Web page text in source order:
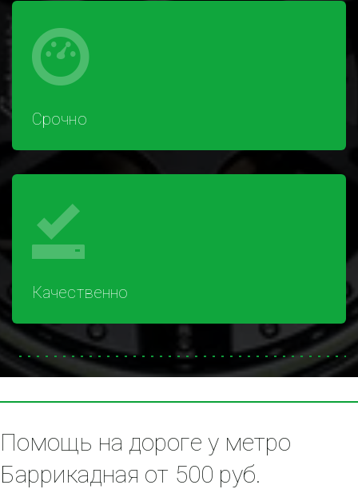
Срочно
Качественно
Помощь на дороге у метро
Баррикадная от 500 руб.